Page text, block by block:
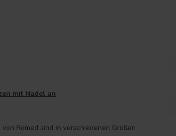
mit Nadel an
Romed sind in verschiedenen Größen